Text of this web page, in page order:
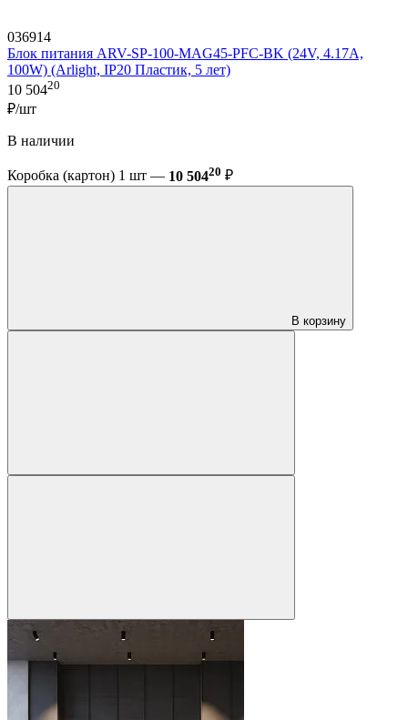
036914
Блок питания ARV-SP-100-MAG45-PFC-BK (24V, 4.17A,
100W) (Arlight, IP20 Пластик, 5 лет)
10 50420
₽/шт
В наличии
Коробка (картон) 1 шт — 10 50420 ₽
В корзину